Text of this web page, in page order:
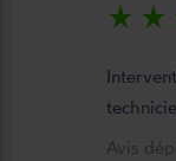
star_rate star_rate
Avis